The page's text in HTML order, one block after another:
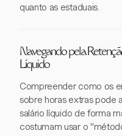
quanto as estaduais.
Navegando pela
Líquido
Compreender como os
sobre horas extras pode
salário líquido de forma
costumam usar o